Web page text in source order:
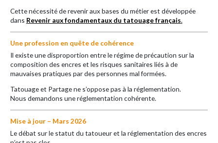
Cette nécessité de revenir aux bases du métier est développée
dans Revenir aux fondamentaux du tatouage français.
Une profession en quête de cohérence
Il existe une disproportion entre le régime de précaution sur la
composition des encres et les risques sanitaires liés à de
mauvaises pratiques par des personnes mal formées.
Tatouage et Partage ne s’oppose pas à la réglementation.
Nous demandons une réglementation cohérente.
Mise à jour – Mars 2026
Le débat sur le statut du tatoueur et la réglementation des encres